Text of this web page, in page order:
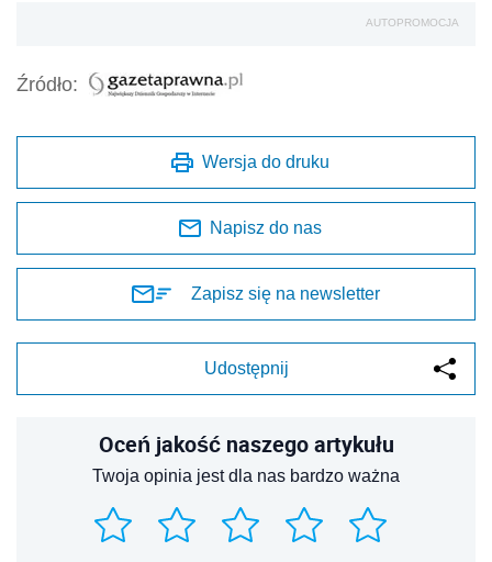
AUTOPROMOCJA
Źródło:
Wersja do druku
Napisz do nas
Zapisz się na newsletter
Udostępnij
Oceń jakość naszego artykułu
Twoja opinia jest dla nas bardzo ważna